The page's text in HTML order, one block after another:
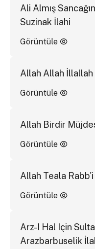
Ali Almış
Suzinak İlahi
Görüntüle
Allah Allah
Görüntüle
Allah Birdir
Görüntüle
Allah Teala
Görüntüle
Arz-I Hal Için
Arazbarbuselik